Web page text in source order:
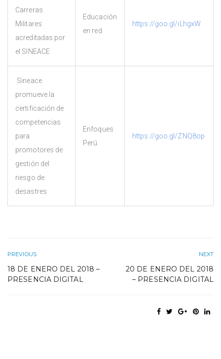
Carreras
Militares
acreditadas por
el SINEACE
Educación
en red
https://goo.gl/iLhgxW
Sineace
promueve la
certificación de
competencias
para
promotores de
gestión del
riesgo de
desastres
Enfoques
Perú
https://goo.gl/ZNQ8op
PREVIOUS
18 DE ENERO DEL 2018 –
PRESENCIA DIGITAL
NEXT
20 DE ENERO DEL 2018
– PRESENCIA DIGITAL